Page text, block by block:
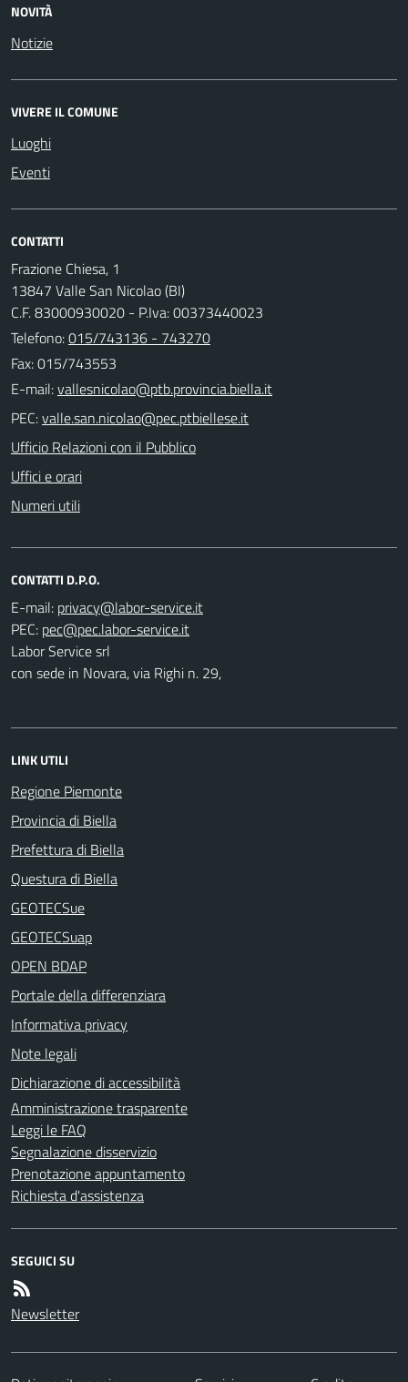
NOVITÀ
Notizie
VIVERE IL COMUNE
Luoghi
Eventi
CONTATTI
Frazione Chiesa, 1
13847 Valle San Nicolao (BI)
C.F. 83000930020 - P.Iva: 00373440023
Telefono:015/743136 - 743270
Fax: 015/743553
E-mail:
PEC:
Ufficio Relazioni con il Pubblico
Uffici e orari
Numeri utili
CONTATTI D.P.O.
E-mail:
PEC:
Labor Service srl
con sede in Novara, via Righi n. 29,
LINK UTILI
Regione Piemonte
Provincia di Biella
Prefettura di Biella
Questura di Biella
GEOTECSue
GEOTECSuap
OPEN BDAP
Portale della differenziara
Informativa privacy
Note legali
Dichiarazione di accessibilità
Amministrazione trasparente
Leggi le FAQ
Segnalazione disservizio
Prenotazione appuntamento
Richiesta d'assistenza
SEGUICI SU
Newsletter